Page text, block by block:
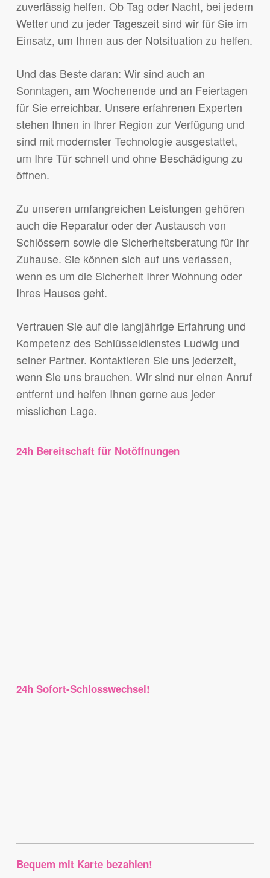
zuverlässig helfen. Ob Tag oder Nacht, bei jedem
Wetter und zu jeder Tageszeit sind wir für Sie im
Einsatz, um Ihnen aus der Notsituation zu helfen.
Und das Beste daran: Wir sind auch an
Sonntagen, am Wochenende und an Feiertagen
für Sie erreichbar. Unsere erfahrenen Experten
stehen Ihnen in Ihrer Region zur Verfügung und
sind mit modernster Technologie ausgestattet,
um Ihre Tür schnell und ohne Beschädigung zu
öffnen.
Zu unseren umfangreichen Leistungen gehören
auch die Reparatur oder der Austausch von
Schlössern sowie die Sicherheitsberatung für Ihr
Zuhause. Sie können sich auf uns verlassen,
wenn es um die Sicherheit Ihrer Wohnung oder
Ihres Hauses geht.
Vertrauen Sie auf die langjährige Erfahrung und
Kompetenz des Schlüsseldienstes Ludwig und
seiner Partner. Kontaktieren Sie uns jederzeit,
wenn Sie uns brauchen. Wir sind nur einen Anruf
entfernt und helfen Ihnen gerne aus jeder
misslichen Lage.
24h Bereitschaft für Notöffnungen
24h Sofort-Schlosswechsel!
Bequem mit Karte bezahlen!